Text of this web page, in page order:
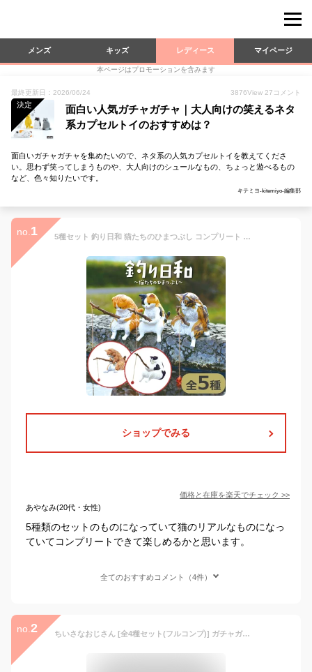
メンズ キッズ レディース マイページ
本ページはプロモーションを含みます
最終更新日：2026/06/24 3876View 27 コメント
決定
面白い人気ガチャガチャ｜大人向けの笑えるネタ
系カプセルトイのおすすめは？
面白いガチャガチャを集めたいので、ネタ系の人気カプセルトイを教えてくださ
い。思わず笑ってしまうものや、大人向けのシュールなもの、ちょっと遊べるもの
など、色々知りたいです。
キテミヨ-kitemiyo-編集部
no. 1 5種セット 釣り日和 猫たちのひまつぶし コンプリート フィギュア ネコ おもしろ ガチャガチャ 猫 ひまつぶし がちゃ 水飲み器 水飲み ボール リアル 水分補給 毛玉 ステッカー 玄関 プレゼント 猫好き インテリア 雑貨 爪研ぎ スコティッシュ フォールドバッグ 棚 ねずみ
ショップでみる
価格と在庫を楽天でチェック >>
あやなみ(20代・女性)
5種類のセットのものになっていて猫のリアルなものになっ
ていてコンプリートできて楽しめるかと思います。
全てのおすすめコメント（4件）
no. 2 ちいさなおじさん [全4種セット(フルコンプ)] ガチャガチャ カプセルトイ